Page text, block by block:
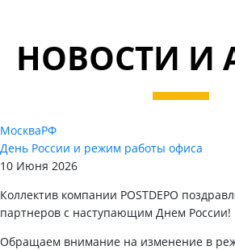
НОВОСТИ И
МоскваРФ
День России и режим работы офиса
10 Июня 2026
Коллектив компании POSTDEPO
партнеров с наступающим Днем России!
Обращаем внимание на изменение в